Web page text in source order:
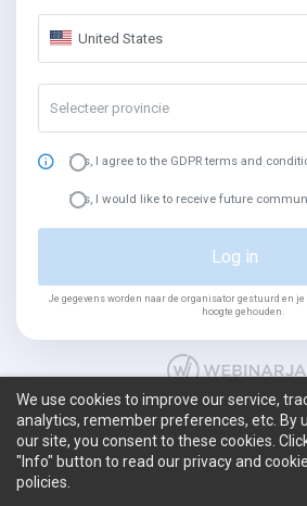
United States
Selecteer provincie
Yes, I agree to the GDPR terms and
Yes, I would like to receive future
Log in
Je gegevens worden naar de organisator gestuurd en je
hoogte gehouden.
We use cookies to improve our service,
analytics, remember preferences, etc. By
our site, you consent to these cookies.
"Info" button to read our privacy and cookie
policies.